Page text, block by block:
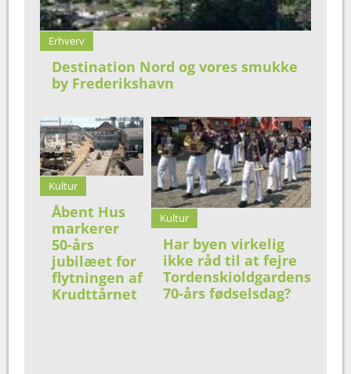
Erhverv
Destination Nord og vores smukke
by Frederikshavn
Kultur
Åbent Hus
markerer
50-års
jubilæet for
flytningen af
Krudttårnet
Kultur
Har byen virkelig
ikke råd til at fejre
Tordenskioldgardens
70-års fødselsdag?